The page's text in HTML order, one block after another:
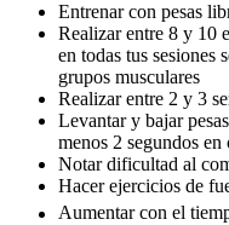
Entrenar con pesas
Realizar entre 8 y 10
en todas tus sesiones
grupos musculares
Realizar entre 2 y 3
Levantar y bajar
menos 2 segundos
Notar dificultad al
Hacer ejercicios de
Aumentar con el